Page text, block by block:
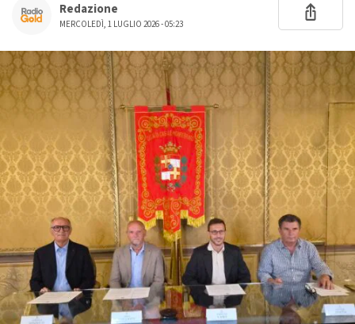
Redazione
MERCOLEDÌ, 1 LUGLIO 2026 - 05:23